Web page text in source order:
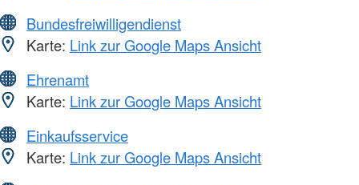
Bundesfreiwilligendienst
Karte: Link zur Google Maps Ansicht
Ehrenamt
Karte: Link zur Google Maps Ansicht
Einkaufsservice
Karte: Link zur Google Maps Ansicht